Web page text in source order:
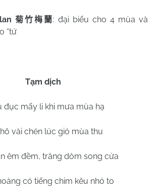
菊竹梅蘭 : đại biểu cho 4 mùa và
“tứ
Tạm dịch
đục mấy li khi mưa mùa hạ
vài chén lúc gió mùa thu
êm đềm, trăng dòm song cửa
có tiếng chim kêu nhỏ to